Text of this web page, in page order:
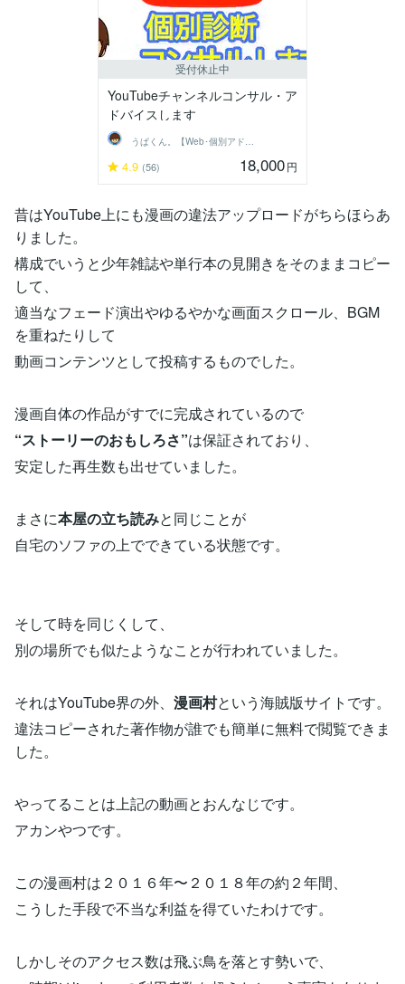
受付休止中
YouTubeチャンネルコンサル・ア
ドバイスします
うぱくん。【Web･個別アドバイス系】
4.9 (56) 18,000円
昔はYouTube上にも漫画の違法アップロードがちらほらあ
りました。
構成でいうと少年雑誌や単行本の見開きをそのままコピー
して、
適当なフェード演出やゆるやかな画面スクロール、BGM
を重ねたりして
動画コンテンツとして投稿するものでした。
漫画自体の作品がすでに完成されているので
“ストーリーのおもしろさ”は保証されており、
安定した再生数も出せていました。
まさに本屋の立ち読みと同じことが
自宅のソファの上でできている状態です。
そして時を同じくして、
別の場所でも似たようなことが行われていました。
それはYouTube界の外、 漫画村という海賊版サイトです。
違法コピーされた著作物が誰でも簡単に無料で閲覧できま
した。
やってることは上記の動画とおんなじです。
アカンやつです。
この漫画村は２０１６年〜２０１８年の約２年間、
こうした手段で不当な利益を得ていたわけです。
しかしそのアクセス数は飛ぶ鳥を落とす勢いで、